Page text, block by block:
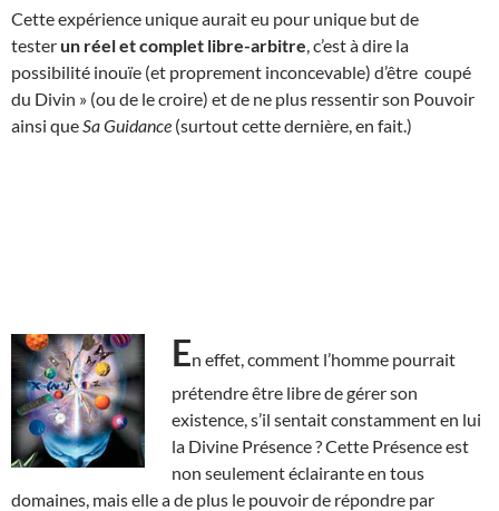
Cette expérience unique aurait eu pour unique but de
testerun réel et complet libre-arbitre , c’est à dire la
possibilité inouïe (et proprement inconcevable) d’être coupé
du Divin » (ou de le croire) et de ne plus ressentir son Pouvoir
ainsi que Sa Guidance (surtout cette dernière, en fait.)
En effet, comment l’homme pourrait
prétendre être libre de gérer son
existence, s’il sentait constamment en lui
la Divine Présence ? Cette Présence est
non seulement éclairante en tous
domaines, mais elle a de plus le pouvoir de répondre par